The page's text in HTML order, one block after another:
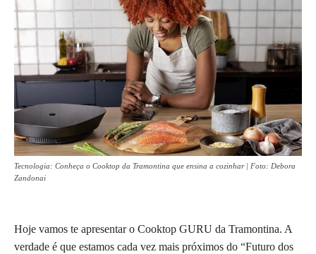
Tecnologia: Conheça o Cooktop da Tramontina que ensina a cozinhar | Foto: Debora
Zandonai
Hoje vamos te apresentar o Cooktop GURU da Tramontina. A
verdade é que estamos cada vez mais próximos do “Futuro dos